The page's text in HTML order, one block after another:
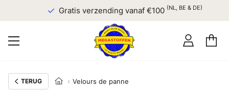
Gratis verzending vanaf €100(NL, BE & DE)
TERUG Velours de panne